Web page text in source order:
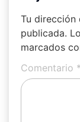
Tu dirección
publicada.
marcados
Comentario *